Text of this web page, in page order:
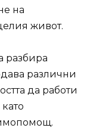
на
живот.
разбира
различни
да работи